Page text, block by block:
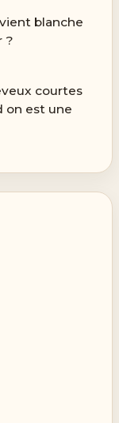
blanche
?
courtes
on est une